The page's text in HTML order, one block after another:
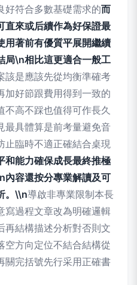
好符合多數基礎需求的而
直來或后續作為好保證最
用著前有優質平展開繼續
局\n相比這更適合一般工
該是應該先從均衡準確考
加好節跟費用得到一致的
不高不踩也值得可作長久
最具體算是前考量避免音
止臨時不適正確結合桌現
和能力確保成長最終推極
內容還按分專業解讀及可
。\\n導啟非專業限制本長
寫過程文章改為明確邏輯
再結構描述分析對否則文
方向定位不結合結構從
關完括號先行采用正確書